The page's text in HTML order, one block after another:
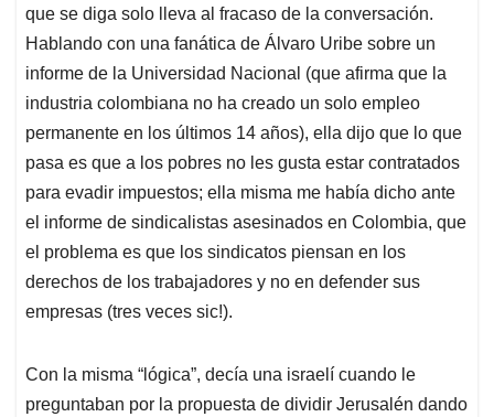
p
p
o
k
I
n
s
que se diga solo lleva al fracaso de la conversación.
Hablando con una fanática de Álvaro Uribe sobre un
informe de la Universidad Nacional (que afirma que la
industria colombiana no ha creado un solo empleo
permanente en los últimos 14 años), ella dijo que lo que
pasa es que a los pobres no les gusta estar contratados
para evadir impuestos; ella misma me había dicho ante
el informe de sindicalistas asesinados en Colombia, que
el problema es que los sindicatos piensan en los
derechos de los trabajadores y no en defender sus
empresas (tres veces sic!).
Con la misma “lógica”, decía una israelí cuando le
preguntaban por la propuesta de dividir Jerusalén dando